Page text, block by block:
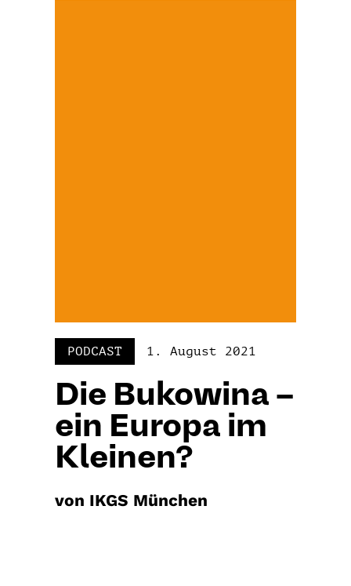
PODCAST 1. August 2021
Die Bukowina –
ein Europa im
Kleinen?
von IKGS München